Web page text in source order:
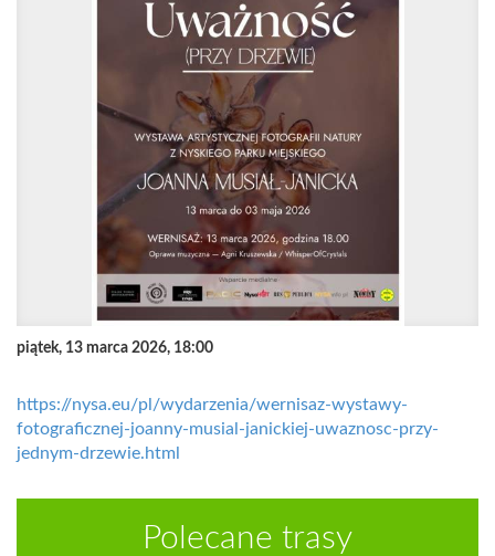
piątek, 13 marca 2026, 18:00
https://nysa.eu/pl/wydarzenia/wernisaz-wystawy-
fotograficznej-joanny-musial-janickiej-uwaznosc-przy-
jednym-drzewie.html
Polecane trasy